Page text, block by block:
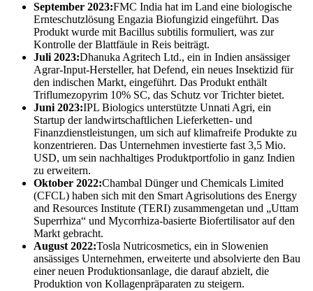
September 2023:FMC India hat im Land eine biologische
Ernteschutzlösung Engazia Biofungizid eingeführt. Das
Produkt wurde mit Bacillus subtilis formuliert, was zur
Kontrolle der Blattfäule in Reis beiträgt.
Juli 2023:Dhanuka Agritech Ltd., ein in Indien ansässiger
Agrar-Input-Hersteller, hat Defend, ein neues Insektizid für
den indischen Markt, eingeführt. Das Produkt enthält
Triflumezopyrim 10% SC, das Schutz vor Trichter bietet.
Juni 2023:IPL Biologics unterstützte Unnati Agri, ein
Startup der landwirtschaftlichen Lieferketten- und
Finanzdienstleistungen, um sich auf klimafreife Produkte zu
konzentrieren. Das Unternehmen investierte fast 3,5 Mio.
USD, um sein nachhaltiges Produktportfolio in ganz Indien
zu erweitern.
Oktober 2022:Chambal Dünger und Chemicals Limited
(CFCL) haben sich mit den Smart Agrisolutions des Energy
and Resources Institute (TERI) zusammengetan und „Uttam
Superrhiza“ und Mycorrhiza-basierte Biofertilisator auf den
Markt gebracht.
August 2022:Tosla Nutricosmetics, ein in Slowenien
ansässiges Unternehmen, erweiterte und absolvierte den Bau
einer neuen Produktionsanlage, die darauf abzielt, die
Produktion von Kollagenpräparaten zu steigern.